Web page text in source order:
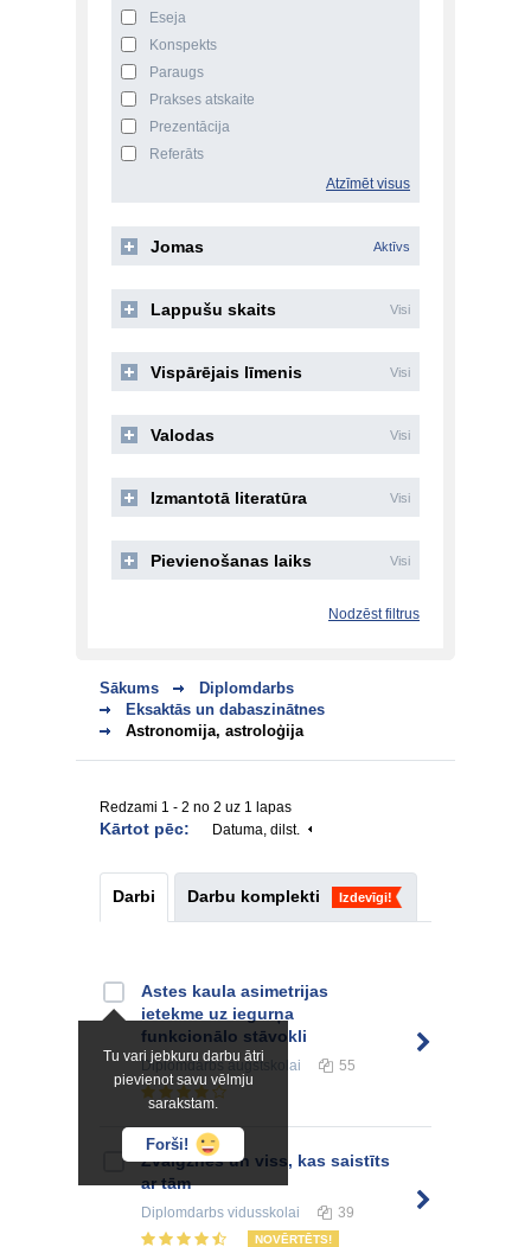
Sākums
Diplomdarbs
Eksaktās un dabaszinātnes
Astronomija, astroloģija
Redzami 1 - 2 no 2 uz 1 lapas
Kārtot pēc: Datuma, dilst.
Darbi Darbu komplekti Izdevīgi!
Tu vari jebkuru darbu ātri
pievienot savu vēlmju
sarakstam.
Forši!
Astes kaula asimetrijas
ietekme uz iegurņa
funkcionālo stāvokli
Diplomdarbsaugstskolai 55
Zvaigznes un viss, kas saistīts
ar tām
Diplomdarbs vidusskolai 39
NOVĒRTĒTS!
Eseja
Konspekts
Paraugs
Prakses atskaite
Prezentācija
Referāts
Atzīmēt visus
Jomas Aktīvs
Lappušu skaits Visi
Vispārējais līmenis Visi
Valodas Visi
Izmantotā literatūra Visi
Pievienošanas laiks Visi
Nodzēst filtrus